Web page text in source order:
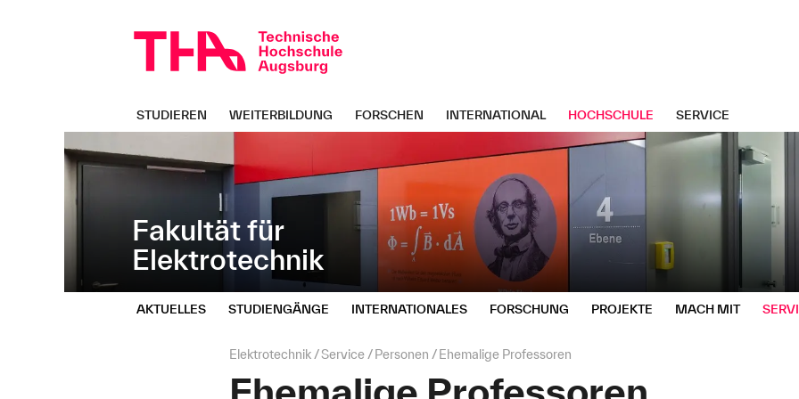
überspringen
Fakultät für
Elektrotechnik
STUDIEREN WEITERBILDUNG FORSCHEN INTERNATIONAL HOCHSCHULE SERVICE
AKTUELLES STUDIENGÄNGE INTERNATIONALES FORSCHUNG PROJEKTE MACH MIT
Seitenpfad:
Elektrotechnik Service Personen Ehemalige Professoren